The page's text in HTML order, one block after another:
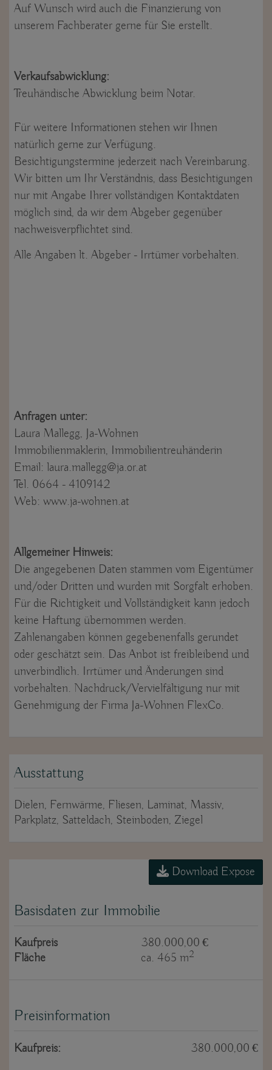
Auf Wunsch wird auch die Finanzierung von
unserem Fachberater gerne für Sie erstellt.
Verkaufsabwicklung:
Treuhändische Abwicklung beim Notar.
Für weitere Informationen stehen wir Ihnen
natürlich gerne zur Verfügung.
Besichtigungstermine jederzeit nach Vereinbarung.
Wir bitten um Ihr Verständnis, dass Besichtigungen
nur mit Angabe Ihrer vollständigen Kontaktdaten
möglich sind, da wir dem Abgeber gegenüber
nachweisverpflichtet sind.
Alle Angaben lt. Abgeber - Irrtümer vorbehalten.
Anfragen unter:
Laura Mallegg, Ja-Wohnen
Immobilienmaklerin, Immobilientreuhänderin
Email: laura.mallegg@ja.or.at
Tel. 0664 - 4109142
Web: www.ja-wohnen.at
Allgemeiner Hinweis:
Die angegebenen Daten stammen vom Eigentümer
und/oder Dritten und wurden mit Sorgfalt erhoben.
Für die Richtigkeit und Vollständigkeit kann jedoch
keine Haftung übernommen werden.
Zahlenangaben können gegebenenfalls gerundet
oder geschätzt sein. Das Anbot ist freibleibend und
unverbindlich. Irrtümer und Änderungen sind
vorbehalten. Nachdruck/Vervielfältigung nur mit
Genehmigung der Firma Ja-Wohnen FlexCo.
Ausstattung
Dielen Fernwärme Fliesen Laminat Massiv
Parkplatz Satteldach Steinboden Ziegel
Download Expose
Basisdaten zur Immobilie
Kaufpreis
380.000,00 €
Fläche
ca. 465 m2
Preisinformation
Kaufpreis: 380.000,00 €